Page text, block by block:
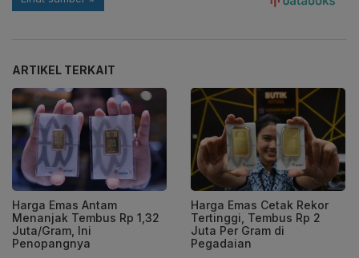
ARTIKEL TERKAIT
Harga Emas Antam
Menanjak Tembus Rp 1,32
Juta/Gram, Ini
Penopangnya
Harga Emas Cetak Rekor
Tertinggi, Tembus Rp 2
Juta Per Gram di
Pegadaian